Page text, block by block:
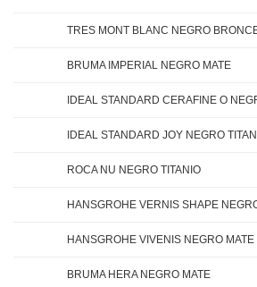
TRES MONT BLANC NEGRO
BRUMA IMPERIAL NEGRO MATE
IDEAL STANDARD CERAFINE O
IDEAL STANDARD JOY NEGRO
ROCA NU NEGRO TITANIO
HANSGROHE VERNIS SHAPE
HANSGROHE VIVENIS NEGRO MATE
BRUMA HERA NEGRO MATE